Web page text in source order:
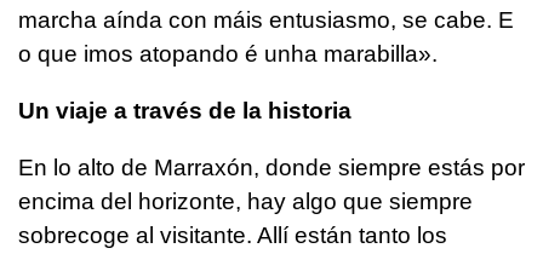
marcha aínda con máis entusiasmo, se cabe. E
o que imos atopando é unha marabilla».
Un viaje a través de la historia
En lo alto de Marraxón, donde siempre estás por
encima del horizonte, hay algo que siempre
sobrecoge al visitante. Allí están tanto los